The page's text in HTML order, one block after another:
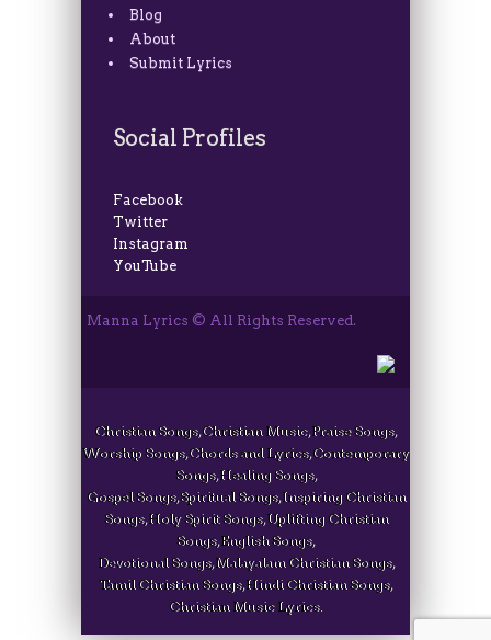
Blog
About
Submit Lyrics
Social Profiles
Facebook
Twitter
Instagram
YouTube
Manna Lyrics © All Rights Reserved.
Christian Songs, Christian Music, Praise Songs,
Worship Songs, Chords and Lyrics, Contemporary
Songs, Healing Songs,
Gospel Songs, Spiritual Songs, Inspiring Christian
Songs, Holy Spirit Songs, Uplifting Christian
Songs, English Songs,
Devotional Songs, Malayalam Christian Songs,
Tamil Christian Songs, Hindi Christian Songs,
Christian Music Lyrics.